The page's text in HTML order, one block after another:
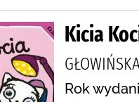
Kicia
Rok